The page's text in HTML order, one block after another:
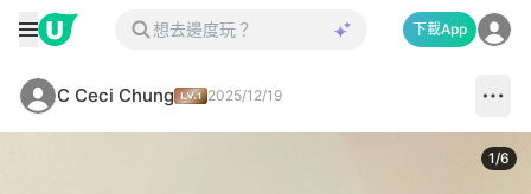
下載App
C Ceci Chung 2025/12/19
1/6